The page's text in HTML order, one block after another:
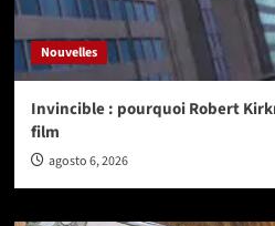
Nouvelles
Invincible : pourquoi Robert
film
agosto 6, 2026